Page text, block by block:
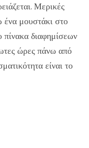
Μερικές
ένα μουστάκι στο
διαφημίσεων
ώρες πάνω από
είναι το